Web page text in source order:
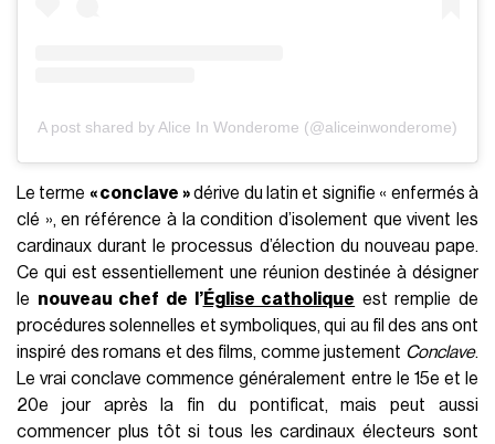
A post shared by Alice In Wonderome (@aliceinwonderome)
Le terme « conclave »dérive du latin et signifie « enfermés à
clé », en référence à la condition d’isolement que vivent les
cardinaux durant le processus d’élection du nouveau pape.
Ce qui est essentiellement une réunion destinée à désigner
le nouveau chef de l’Église catholique est remplie de
procédures solennelles et symboliques, qui au fil des ans ont
inspiré des romans et des films, comme justement Conclave.
Le vrai conclave commence généralement entre le 15e et le
20e jour après la fin du pontificat, mais peut aussi
commencer plus tôt si tous les cardinaux électeurs sont